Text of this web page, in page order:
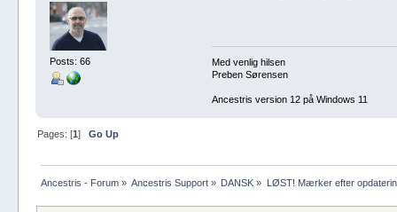
Posts: 66
Med venlig hilsen
Preben Sørensen
Ancestris version 12 på Windows 11
Pages: [1 ] Go Up
Ancestris - Forum» Ancestris Support » DANSK » LØST! Mærker efter